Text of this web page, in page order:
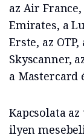
az Air
Emirates, a
Erste, az
Skyscanner,
a Mastercard
Kapcsolata
ilyen